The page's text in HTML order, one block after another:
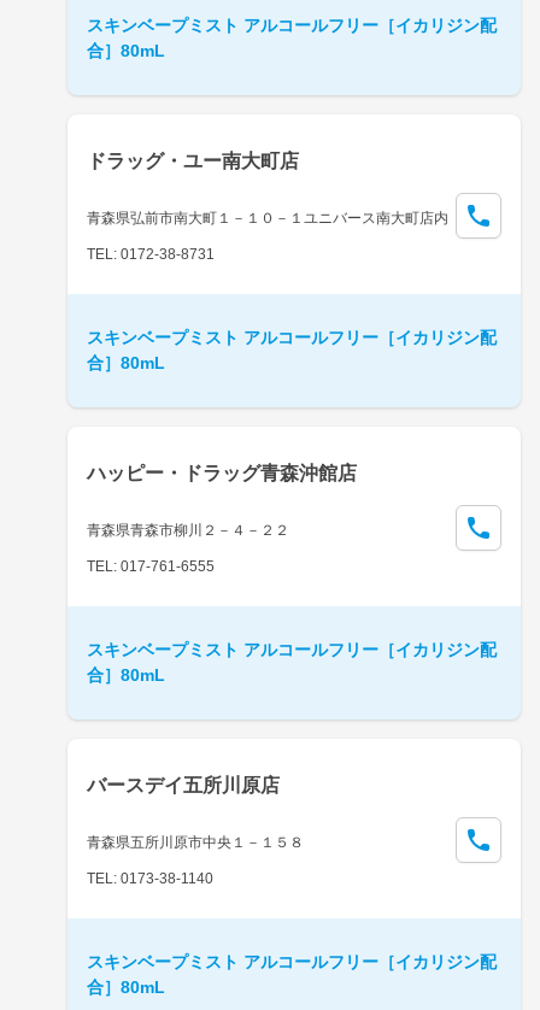
スキンベープミスト アルコールフリー［イカリジン配
合］80mL
ドラッグ・ユー南大町店
青森県弘前市南大町１－１０－１ユニバース南大町店内
TEL: 0172-38-8731
スキンベープミスト アルコールフリー［イカリジン配
合］80mL
ハッピー・ドラッグ青森沖館店
青森県青森市柳川２－４－２２
TEL: 017-761-6555
スキンベープミスト アルコールフリー［イカリジン配
合］80mL
バースデイ五所川原店
青森県五所川原市中央１－１５８
TEL: 0173-38-1140
スキンベープミスト アルコールフリー［イカリジン配
合］80mL